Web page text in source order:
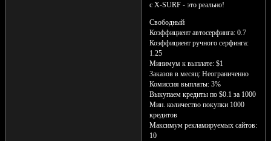
с X-SURF - это реально!
Свободный
Коэффициент автосерфинга: 0.7
Коэффициент ручного серфинга:
1.25
Минимум к выплате: $1
Заказов в месяц: Неограниченно
Комиссия выплаты: 3%
Выкупаем кредиты по $0.1 за 1000
Мин. количество покупки 1000
кредитов
Максимум рекламируемых сайтов:
10